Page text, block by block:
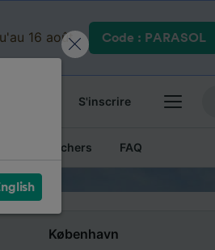
16 août. Code : PARASOL
S'inscrire
Billets pas chers FAQ